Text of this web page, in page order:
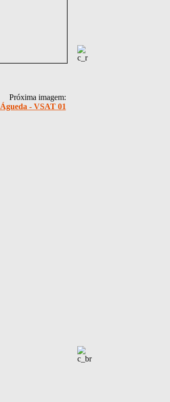
Próxima imagem:
Águeda - VSAT 01